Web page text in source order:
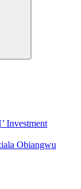
Investment
Obiangwu